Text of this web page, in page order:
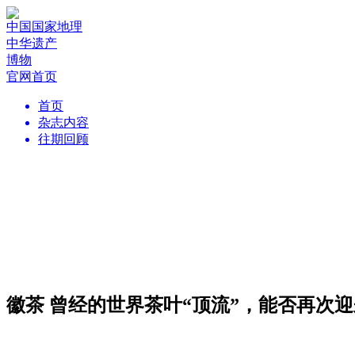
中国国家地理
中华遗产
博物
官网首页
首页
杂志内容
往期回顾
徽茶 曾经的世界茶叶“顶流”，能否再次